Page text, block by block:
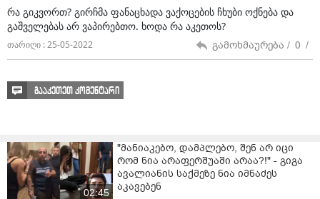
რა გიკვორთ? გირჩმა ფანაცხადა ვაქოცების ჩხუბი ოქნება და
გაშველებას არ ვაპირებთო. ხოდა რა აკეთოს?
თარიღი : 25-05-2022 გამოხმაურება / 0 /
გააკეთეთ კომენტარი
02:45
"მანიაკებო, დამპლებო, შენ არ იცი
რომ ნია არაფერშუაში არაა?!" - გიგა
ავალიანის საქმეზე ნია იმნაძეს
აკავებენ